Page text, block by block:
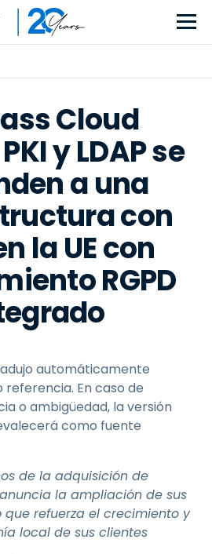
Cloud
y LDAP se
a una
con
la UE con
RGPD
automáticamente
referencia. En caso de
o ambigüedad, la versión
como fuente
de la adquisición de
la ampliación de sus
que refuerza el crecimiento y
local de sus clientes